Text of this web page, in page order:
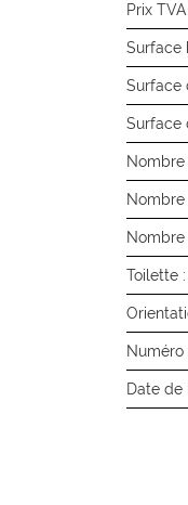
Prix TVA
Surface
Surface
Surface
Toilette :
Numéro
Date de